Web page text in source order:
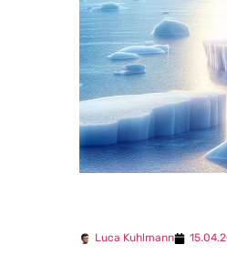
Luca Kuhlmann